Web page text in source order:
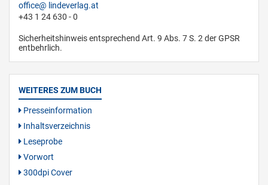
office
lindeverlag.at
+43 1 24 630 - 0
Sicherheitshinweis entsprechend Art. 9 Abs. 7 S. 2 der GPSR
entbehrlich.
WEITERES ZUM BUCH
Presseinformation
Inhaltsverzeichnis
Leseprobe
Vorwort
300dpi Cover